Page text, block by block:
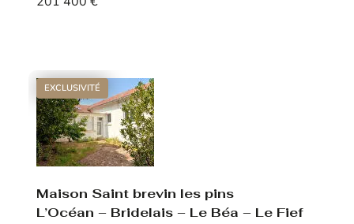
EXCLUSIVITÉ
Maison Saint brevin les pins
L’Océan – Bridelais – Le Béa – Le Fief